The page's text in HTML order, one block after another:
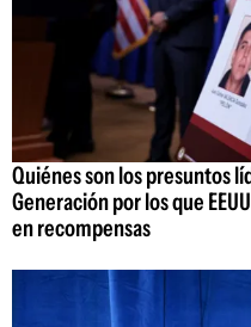
Quiénes son los presuntos
Generación por los que
en recompensas